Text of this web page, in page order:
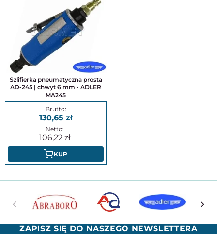
Szlifierka pneumatyczna prosta
AD-245 | chwyt 6 mm - ADLER
MA245
130,65
106,22
KUP
ZAPISZ SIĘ DO NASZEGO NEWSLETTERA